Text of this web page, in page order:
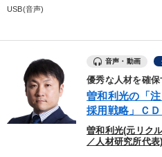
USB(音声)
音声・動画
優秀な人材を確保
曽和利光の「
採用戦略」ＣＤ
曽和利光(元リク
／人材研究所代表)